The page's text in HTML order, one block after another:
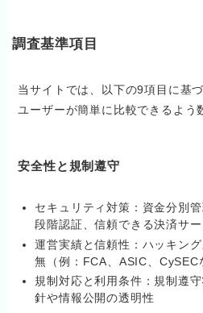
調査基準項目
当サイトでは、以下の9項目に基
ユーザーが簡単に比較できるよう
安全性と規制遵守
セキュリティ対策：資金分別
段階認証、信頼できる決済サ
運営実績と信頼性：ハッキン
無（例：FCA、ASIC、
規制対応と利用条件：規制遵
針や情報公開の透明性